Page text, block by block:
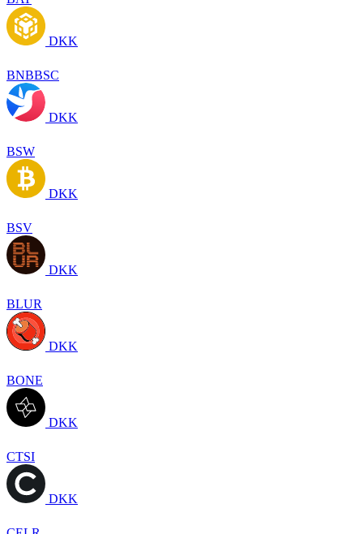
DKK
BNBBSC
DKK
BSW
DKK
BSV
DKK
BLUR
DKK
BONE
DKK
CTSI
DKK